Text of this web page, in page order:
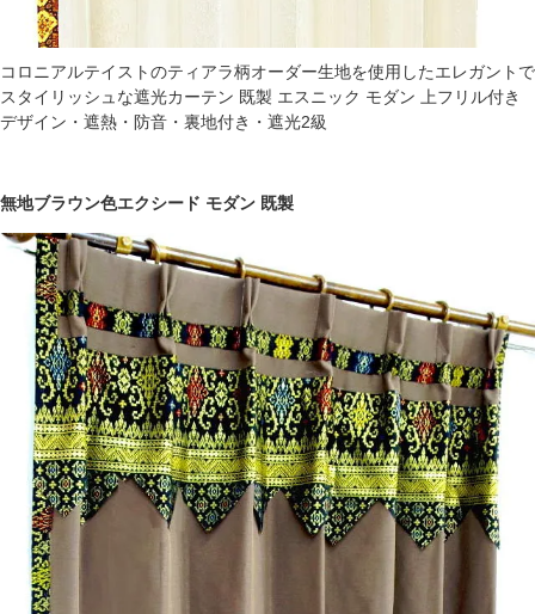
コロニアルテイストのティアラ柄オーダー生地を使用したエレガントで
スタイリッシュな遮光カーテン 既製 エスニック モダン 上フリル付き
デザイン・遮熱・防音・裏地付き・遮光2級
無地ブラウン色エクシード モダン 既製